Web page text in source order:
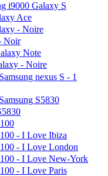
i9000 Galaxy S
Ace
- Noire
Noir
Note
- Noire
nexus S - 1
S5830
- I Love Ibiza
- I Love London
- I Love New-York
- I Love Paris